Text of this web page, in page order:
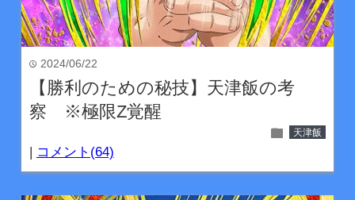
time 2024/06/22
【勝利のための秘技】天津飯の考
察 ※極限Z覚醒
folder 天津飯
| コメント(64)